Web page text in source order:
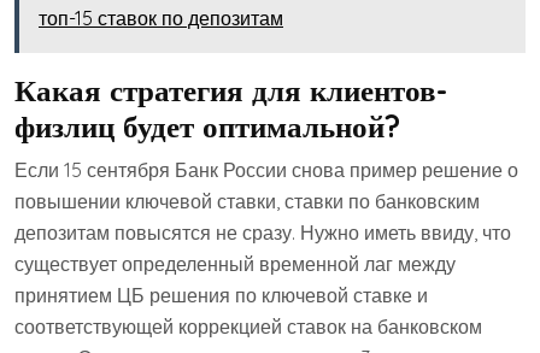
топ-15 ставок по депозитам
Какая стратегия для клиентов-
физлиц будет оптимальной?
Если 15 сентября Банк России снова пример решение о
повышении ключевой ставки, ставки по банковским
депозитам повысятся не сразу. Нужно иметь ввиду, что
существует определенный временной лаг между
принятием ЦБ решения по ключевой ставке и
соответствующей коррекцией ставок на банковском